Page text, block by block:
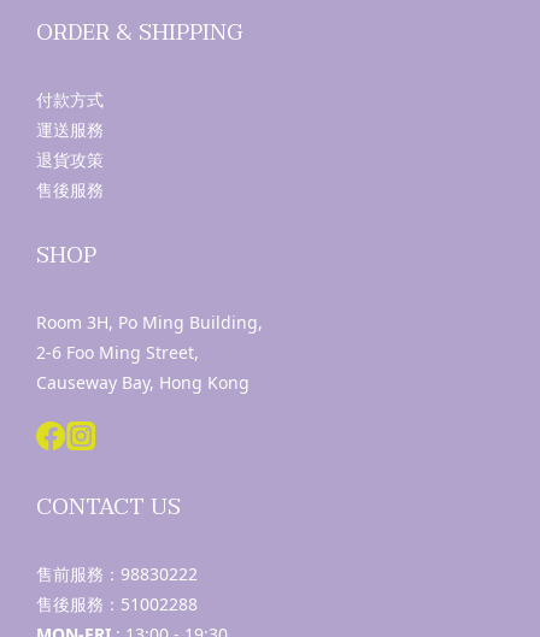
ORDER & SHIPPING
付款方式
運送服務
退貨攻策
售後服務
SHOP
Room 3H, Po Ming Building,
2-6 Foo Ming Street,
Causeway Bay, Hong Kong
CONTACT US
售前服務： 98830222
售後服務： 51002288